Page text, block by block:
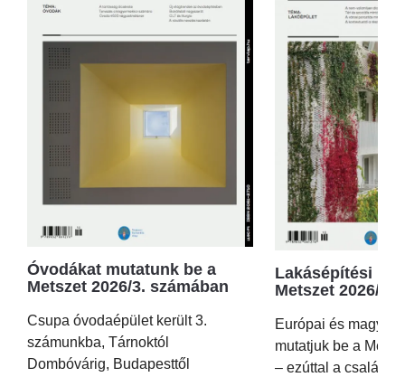
Óvodákat mutatunk be a
Metszet 2026/3. számában
Csupa óvodaépület került 3.
számunkba, Tárnoktól
Dombóvárig, Budapesttől
Lakásépítési
Metszet 2026/2.
Európai és magyar
mutatjuk be a
– ezúttal a családi